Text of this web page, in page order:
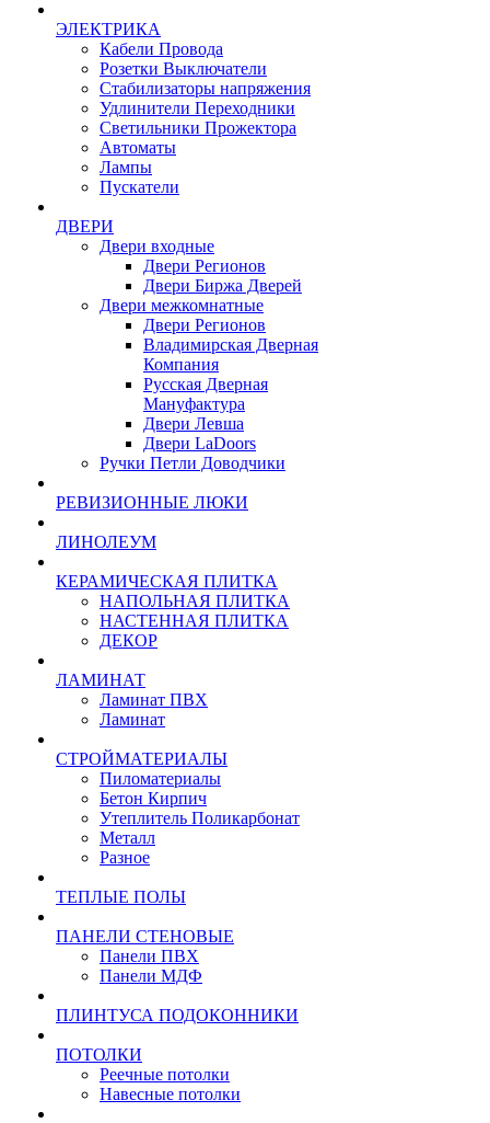
ЭЛЕКТРИКА
Кабели Провода
Розетки Выключатели
Стабилизаторы напряжения
Удлинители Переходники
Светильники Прожектора
Автоматы
Лампы
Пускатели
ДВЕРИ
Двери входные
Двери Регионов
Двери Биржа Дверей
Двери межкомнатные
Двери Регионов
Владимирская Дверная
Компания
Русская Дверная
Мануфактура
Двери Левша
Двери LaDoors
Ручки Петли Доводчики
РЕВИЗИОННЫЕ ЛЮКИ
ЛИНОЛЕУМ
КЕРАМИЧЕСКАЯ ПЛИТКА
НАПОЛЬНАЯ ПЛИТКА
НАСТЕННАЯ ПЛИТКА
ДЕКОР
ЛАМИНАТ
Ламинат ПВХ
Ламинат
СТРОЙМАТЕРИАЛЫ
Пиломатериалы
Бетон Кирпич
Утеплитель Поликарбонат
Металл
Разное
ТЕПЛЫЕ ПОЛЫ
ПАНЕЛИ СТЕНОВЫЕ
Панели ПВХ
Панели МДФ
ПЛИНТУСА ПОДОКОННИКИ
ПОТОЛКИ
Реечные потолки
Навесные потолки